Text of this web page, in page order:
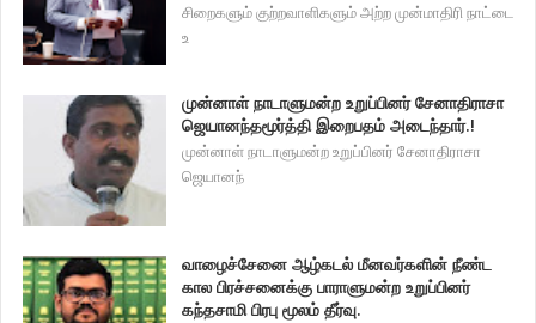
சிறைகளும் குற்றவாளிகளும் அற்ற முன்மாதிரி நாட்டை
உ
முன்னாள் நாடாளுமன்ற உறுப்பினர் சேனாதிராசா
ஜெயானந்தமூர்த்தி இறைபதம் அடைந்தார்.!
முன்னாள் நாடாளுமன்ற உறுப்பினர் சேனாதிராசா
ஜெயானந்
வாழைச்சேனை ஆழ்கடல் மீனவர்களின் நீண்ட
கால பிரச்சனைக்கு பாராளுமன்ற உறுப்பினர்
கந்தசாமி பிரபு மூலம் தீர்வு.